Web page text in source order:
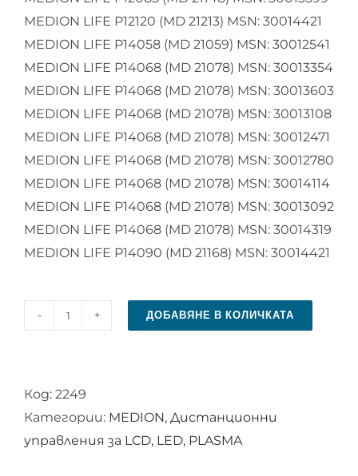
MEDION LIFE P12120 (MD 21213) MSN: 30014421
MEDION LIFE P14058 (MD 21059) MSN: 30012541
MEDION LIFE P14068 (MD 21078) MSN: 30013354
MEDION LIFE P14068 (MD 21078) MSN: 30013603
MEDION LIFE P14068 (MD 21078) MSN: 30013108
MEDION LIFE P14068 (MD 21078) MSN: 30012471
MEDION LIFE P14068 (MD 21078) MSN: 30012780
MEDION LIFE P14068 (MD 21078) MSN: 30014114
MEDION LIFE P14068 (MD 21078) MSN: 30013092
MEDION LIFE P14068 (MD 21078) MSN: 30014319
MEDION LIFE P14090 (MD 21168) MSN: 30014421
количество
управление
за
MEDION
ДОБАВЯНЕ В КОЛИЧКАТА
Код: 2249
Категории: MEDION, Дистанционни
управления за LCD, LED, PLASMA